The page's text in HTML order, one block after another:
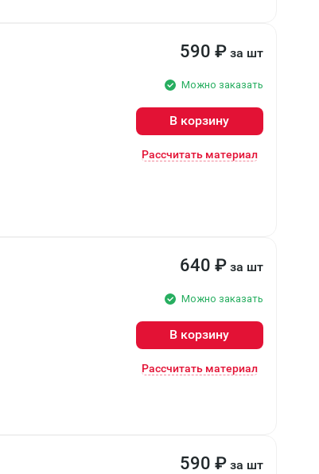
590 ₽ за шт
Можно заказать
В корзину
Рассчитать материал
640 ₽ за шт
Можно заказать
В корзину
Рассчитать материал
590 ₽ за шт